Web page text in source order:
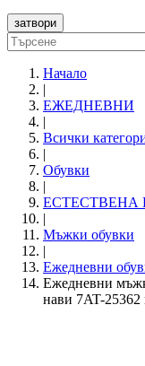
затвори
Начало
|
ЕЖЕДНЕВНИ
|
Всички
|
Обувки
|
ЕСТЕСТВЕНА
|
Мъжки обувки
|
Ежедневни
Ежедневни
нави 7AT-25362